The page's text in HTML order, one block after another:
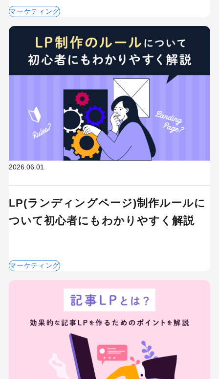
マーケティング
2026.06.01
LP(ランディングページ)制作ルールに
ついて初心者にもわかりやすく解説
マーケティング